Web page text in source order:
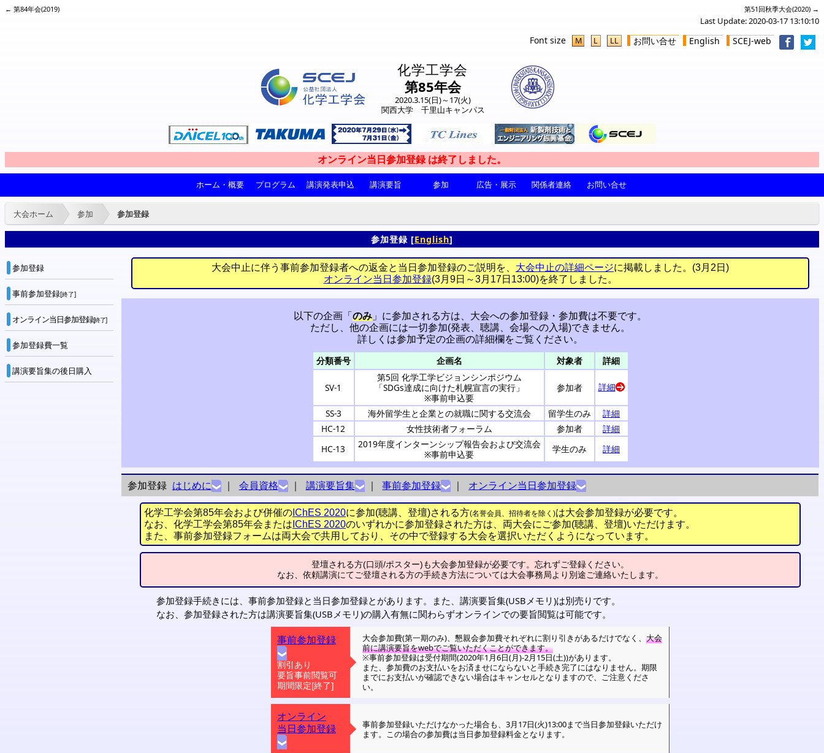
← 第84年会(2019) 第51回秋季大会(2020) →
Last Update: 2020-03-17 13:10:10
Font size M L LL お問い合せ English SCEJ-web
化学工学会
第85年会
2020.3.15(日)～17(火)
関西大学 千里山キャンパス
ホーム・概要 プログラム 講演発表申込 講演要旨 参加 広告・展示 関係者連絡 お問い合せ
大会ホーム 参加 参加登録
参加登録 [English]
参加登録
事前参加登録[終了]
オンライン当日参加登録[終了]
参加登録費一覧
講演要旨集の後日購入
大会中止に伴う事前参加登録者への返金と当日参加登録のご説明を、 大会中止の詳細ページに掲載しました。(3月2日)
オンライン当日参加登録(3月9日～3月17日13:00)を終了しました。
以下の企画「 のみ 」に参加される方は、大会への参加登録・参加費は不要です。
ただし、他の企画には一切参加(発表、聴講、会場への入場)できません。
詳しくは参加予定の企画の詳細欄をご覧ください。
分類番号 企画名 対象者 詳細
SV-1
第5回 化学工学ビジョンシンポジウム
「SDGs達成に向けた札幌宣言の実行」
※事前申込要
参加者 詳細
SS-3 海外留学生と企業との就職に関する交流会 留学生のみ
詳細
HC-12
女性技術者フォーラム 参加者
詳細
HC-13
2019年度インターンシップ報告会および交流会
※事前申込要
学生のみ 詳細
参加登録 はじめに ｜ 会員資格 ｜ 講演要旨集 ｜ 事前参加登録 ｜ オンライン当日参加登録
化学工学会第85年会および併催の IChES 2020に参加(聴講、登壇)される方(名誉会員、招待者を除く)は大会参加登録が必要です。
なお、化学工学会第85年会または IChES 2020のいずれかに参加登録された方は、両大会にご参加(聴講、登壇)いただけます。
また、事前参加登録フォームは両大会で共用しており、その中で登録する大会を選択いただくようになっています。
登壇される方(口頭/ポスター)も大会参加登録が必要です。忘れずご登録ください。
なお、依頼講演にてご登壇される方の手続き方法については大会事務局より別途ご連絡いたします。
参加登録手続きには、事前参加登録と当日参加登録とがあります。また、講演要旨集(USBメモリ)は別売りです。
なお、参加登録された方は講演要旨集(USBメモリ)の購入有無に関わらずオンラインでの要旨閲覧は可能です。
事前参加登録
割引あり
要旨事前閲覧可
期間限定[終了]
大会参加費(第一期のみ)、懇親会参加費それぞれに割り引きがあるだけでなく、 大会
前に講演要旨をwebでご覧いただくことができます。
※事前参加登録は受付期間(2020年1月6日(月)-2月15日(土))があります。
また、参加費のお支払いをお済ませにならないと手続き完了にはなりません。期限
までにお支払いが確認できない場合はキャンセルとなりますので、ご注意くださ
い。
オンライン
当日参加登録
事前参加登録いただけなかった場合も、3月17日(火)13:00まで当日参加登録いただけ
ます。この場合の参加費は当日参加登録料金となります。